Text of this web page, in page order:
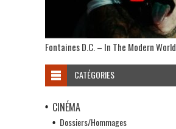
Fontaines D.C. – In The Modern World
CATÉGORIES
CINÉMA
Dossiers/Hommages